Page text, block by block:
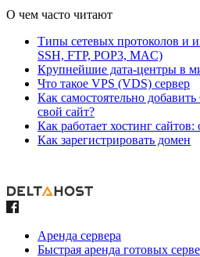
О чем часто читают
Типы сетевых протоколов и
SSH, FTP, POP3, MAC)
Крупнейшие дата-центры в
Что такое VPS (VDS) сервер
Как самостоятельно
свой сайт?
Как работает хостинг сайтов:
Как зарегистрировать домен
Аренда сервера
Быстрая аренда готовых